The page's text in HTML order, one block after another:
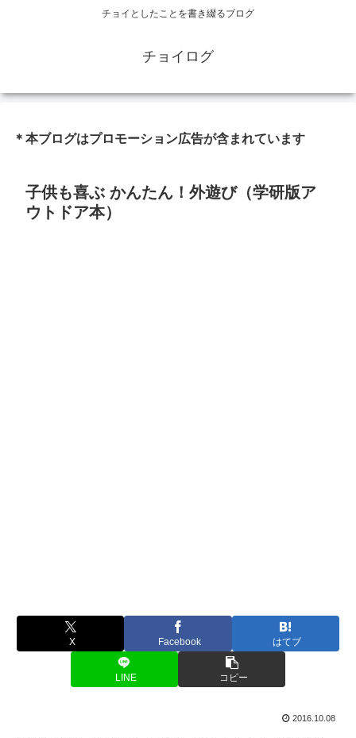
チョイとしたことを書き綴るブログ
チョイログ
＊本ブログはプロモーション広告が含まれています
子供も喜ぶ かんたん！外遊び（学研版ア
ウトドア本）
X Facebook はてブ
LINE コピー
2016.10.08